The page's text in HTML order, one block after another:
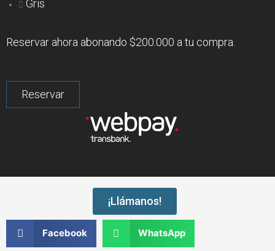
Gris
Reservar ahora abonando $200.000 a tu compra.
¡Llámanos!
Facebook WhatsApp